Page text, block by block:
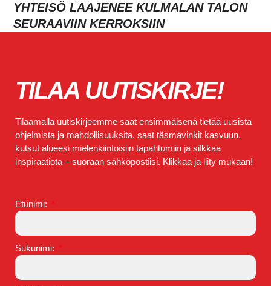
YHTEISÖ LAAJENEE KULMALAN TALON
SEURAAVIIN KERROKSIIN
TILAA UUTISKIRJE!
Tilaamalla uutiskirjeemme saat ensimmäisenä tietää uusista
ohjelmista ja mahdollisuuksita, saat täsmävinkit kasvuun,
kutsut alueesi mielenkiintoisiin tapahtumiin ja silkkaa
inspiraatiota – suoraan sähköpostiisi. Klikkaa ja liity mukaan!
Etunimi:
Sukunimi: